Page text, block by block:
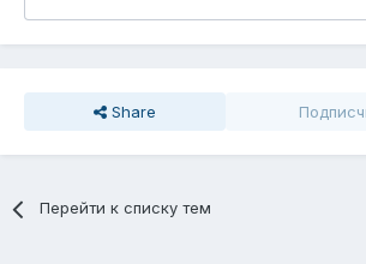
Share
Перейти к списку тем